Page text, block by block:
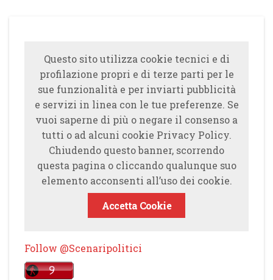
Questo sito utilizza cookie tecnici e di
profilazione propri e di terze parti per le
sue funzionalità e per inviarti pubblicità
e servizi in linea con le tue preferenze. Se
vuoi saperne di più o negare il consenso a
tutti o ad alcuni cookie Privacy Policy.
Chiudendo questo banner, scorrendo
questa pagina o cliccando qualunque suo
elemento acconsenti all’uso dei cookie.
Accetta Cookie
Follow @Scenaripolitici